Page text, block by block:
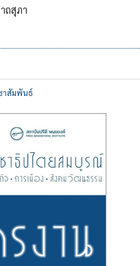
ถสุภา
าสัมพันธ์